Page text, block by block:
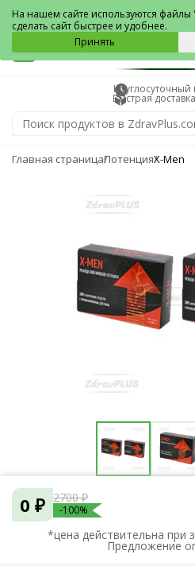
Никольское
Круглосуточный
Быстрая
Главная страницаПотенцияX-Men
0 ₽ 2700 ₽
-100%
*цена действительна при
Предложение
На нашем сайте используются
сделать сайт быстрее и удобнее.
Принять